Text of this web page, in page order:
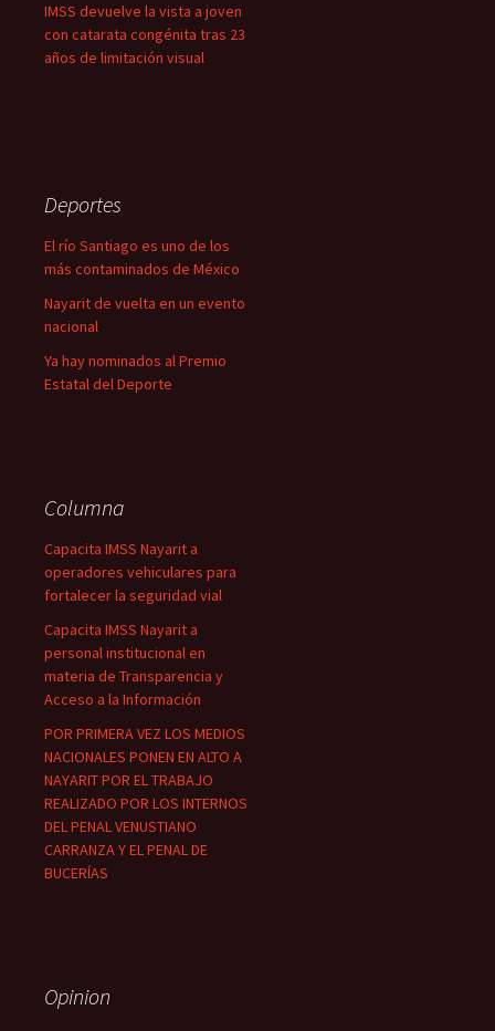
IMSS devuelve la vista a joven
con catarata congénita tras 23
años de limitación visual
Deportes
El río Santiago es uno de los
más contaminados de México
Nayarit de vuelta en un evento
nacional
Ya hay nominados al Premio
Estatal del Deporte
Columna
Capacita IMSS Nayarit a
operadores vehiculares para
fortalecer la seguridad vial
Capacita IMSS Nayarit a
personal institucional en
materia de Transparencia y
Acceso a la Información
POR PRIMERA VEZ LOS MEDIOS
NACIONALES PONEN EN ALTO A
NAYARIT POR EL TRABAJO
REALIZADO POR LOS INTERNOS
DEL PENAL VENUSTIANO
CARRANZA Y EL PENAL DE
BUCERÍAS
Opinion